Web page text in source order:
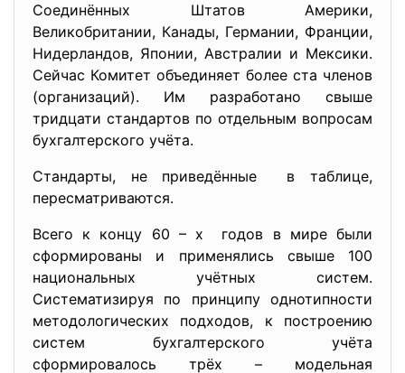
Соединённых Штатов Америки,
Великобритании, Канады, Германии, Франции,
Нидерландов, Японии, Австралии и Мексики.
Сейчас Комитет объединяет более ста членов
(организаций). Им разработано свыше
тридцати стандартов по отдельным вопросам
бухгалтерского учёта.
Стандарты, не приведённые в таблице,
пересматриваются.
Всего к концу 60 – х годов в мире были
сформированы и применялись свыше 100
национальных учётных систем.
Систематизируя по принципу однотипности
методологических подходов, к построению
систем бухгалтерского учёта
сформировалось трёх – модельная